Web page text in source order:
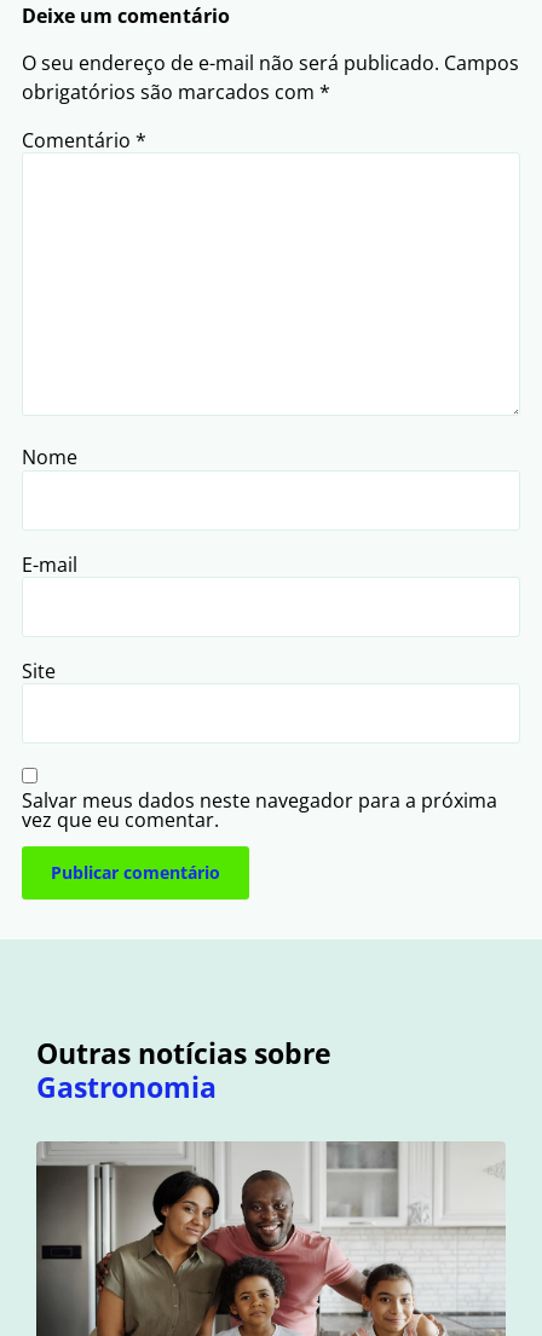
Deixe um comentário
O seu endereço de e-mail não será publicado. Campos
obrigatórios são marcados com *
Comentário *
Nome
E-mail
Site
Salvar meus dados neste navegador para a próxima
vez que eu comentar.
Outras notícias sobre
Gastronomia